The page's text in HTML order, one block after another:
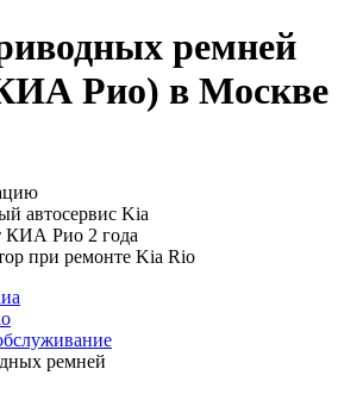
ремней
Рио) в Москве
автосервис Kia
КИА Рио 2 года
при ремонте Kia Rio
ремней